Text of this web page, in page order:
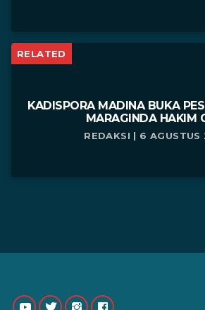
RELATED
KADISPORA MADINA BUKA
MARAGINDA HAKIM
REDAKSI | 6